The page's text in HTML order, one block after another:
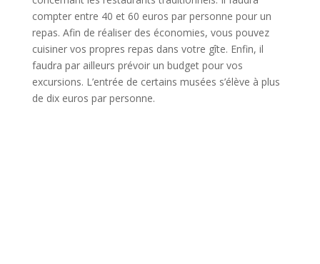
compter entre 40 et 60 euros par personne pour un
repas. Afin de réaliser des économies, vous pouvez
cuisiner vos propres repas dans votre gîte. Enfin, il
faudra par ailleurs prévoir un budget pour vos
excursions. L’entrée de certains musées s’élève à plus
de dix euros par personne.